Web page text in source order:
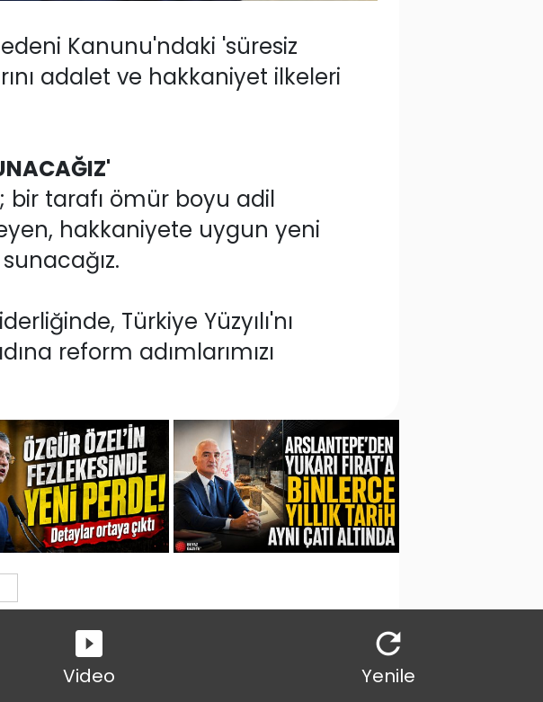
Kanunu'ndaki 'süresiz
adalet ve hakkaniyet ilkeleri
bir tarafı ömür boyu adil
hakkaniyete uygun yeni
Türkiye Yüzyılı'nı
reform adımlarımızı
Video Yenile